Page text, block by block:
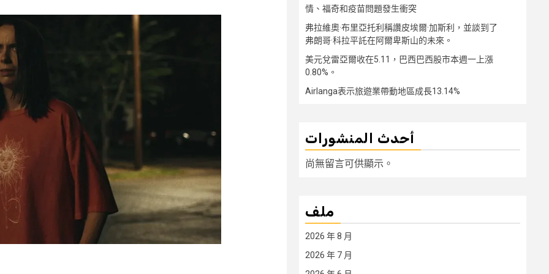
情、福奇和疫苗問題發生衝突
弗拉維奧·布里亞托利稱讚皮埃爾·加斯利，並談到了
弗朗哥·科拉平託在阿爾卑斯山的未來。
美元兌雷亞爾收在5.11，巴西巴西股市本週一上漲
0.80%。
Airlanga表示旅遊業帶動地區成長13.14%
أحدث المنشورات
尚無留言可供顯示。
ملف
2026 年 8 月
2026 年 7 月